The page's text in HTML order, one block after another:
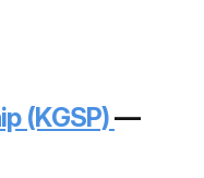
(KGSP)—